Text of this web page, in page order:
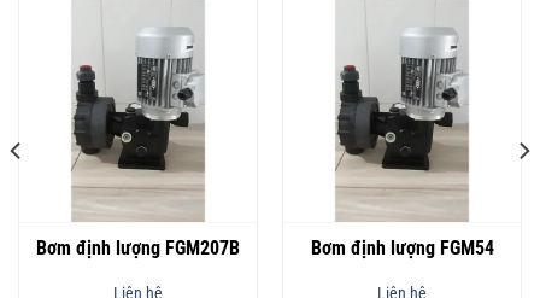
Bơm định lượng FGM207B
Liên hệ
Bơm định lượng FGM54
Liên hệ